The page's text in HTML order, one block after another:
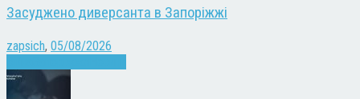
Засуджено диверсанта в Запоріжжі
zapsich, 05/08/2026